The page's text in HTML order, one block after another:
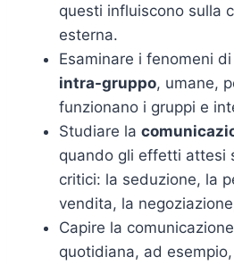
questi influiscono sulla
esterna.
Esaminare i fenomeni di
intra-gruppo, umane,
funzionano i gruppi e
Studiare la
quando gli effetti attesi
critici: la seduzione, la
vendita, la
Capire la
quotidiana, ad esempio,